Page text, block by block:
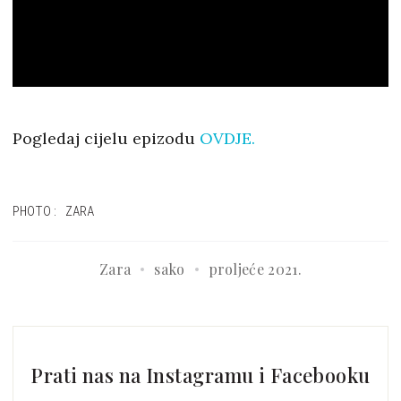
Pogledaj cijelu epizodu OVDJE.
PHOTO: ZARA
Zara sako proljeće 2021.
Prati nas na Instagramu i Facebooku